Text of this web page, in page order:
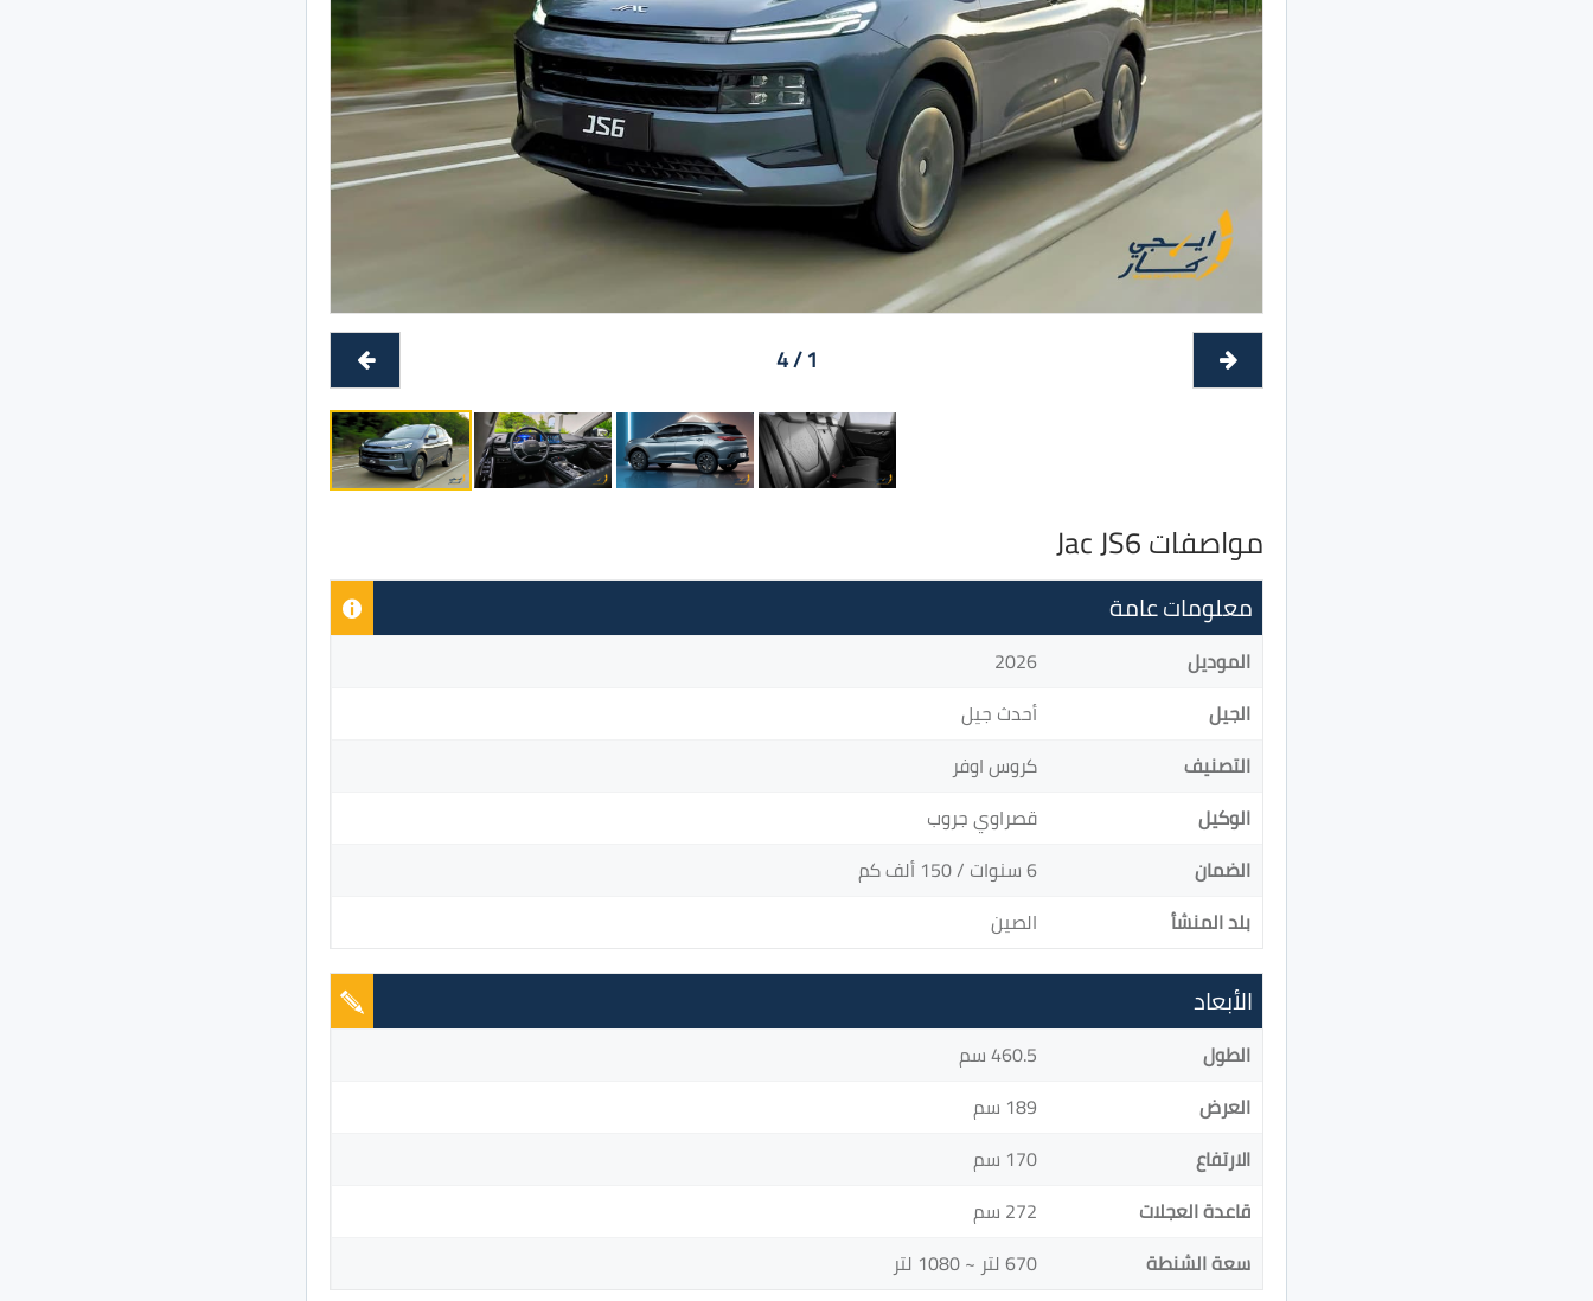
1 / 4
مواصفات Jac JS6
معلومات عامة
الموديل
2026
الجيل
أحدث جيل
التصنيف
كروس اوفر
الوكيل
قصراوي جروب
الضمان
6 سنوات / 150 ألف كم
بلد المنشأ
الصين
الأبعاد
الطول
460.5 سم
العرض
189 سم
الارتفاع
170 سم
قاعدة العجلات
272 سم
سعة الشنطة
670 لتر ~ 1080 لتر